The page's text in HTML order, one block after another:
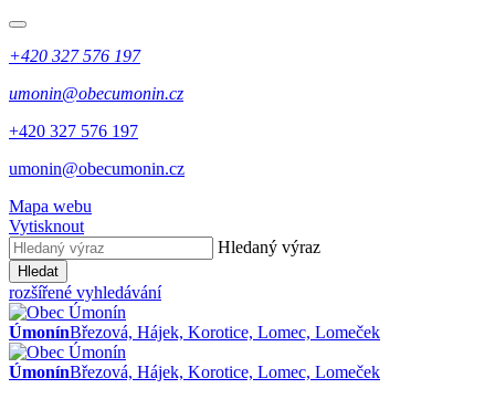
+420 327 576 197
umonin@obecumonin.cz
+420 327 576 197
umonin@obecumonin.cz
Mapa webu
Vytisknout
Hledaný výraz
Hledat
rozšířené vyhledávání
ÚmonínBřezová, Hájek, Korotice, Lomec, Lomeček
ÚmonínBřezová, Hájek, Korotice, Lomec, Lomeček